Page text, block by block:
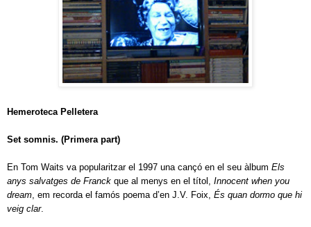
Hemeroteca Pelletera
Set somnis. (Primera part)
En Tom Waits va popularitzar el 1997 una cançó en el seu àlbum Els
anys salvatges de Franck que al menys en el títol, Innocent when you
dream , em recorda el famós poema d’en J.V. Foix, És quan dormo que hi
veig clar.